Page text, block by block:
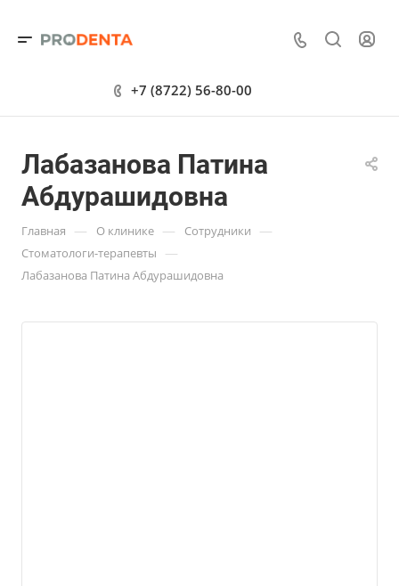
+7 (8722) 56-80-00
Лабазанова Патина
Абдурашидовна
Главная — О клинике — Сотрудники —
Стоматологи-терапевты —
Лабазанова Патина Абдурашидовна